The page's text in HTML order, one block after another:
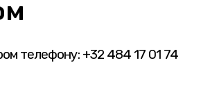
телефону: +32 484 17 01 74